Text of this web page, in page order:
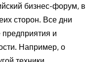
бизнес-форум, в
сторон. Все дни
и
Например, о